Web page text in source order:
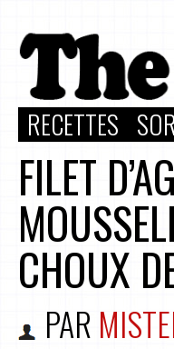
RECETTES
FILET
CHOUX
PAR